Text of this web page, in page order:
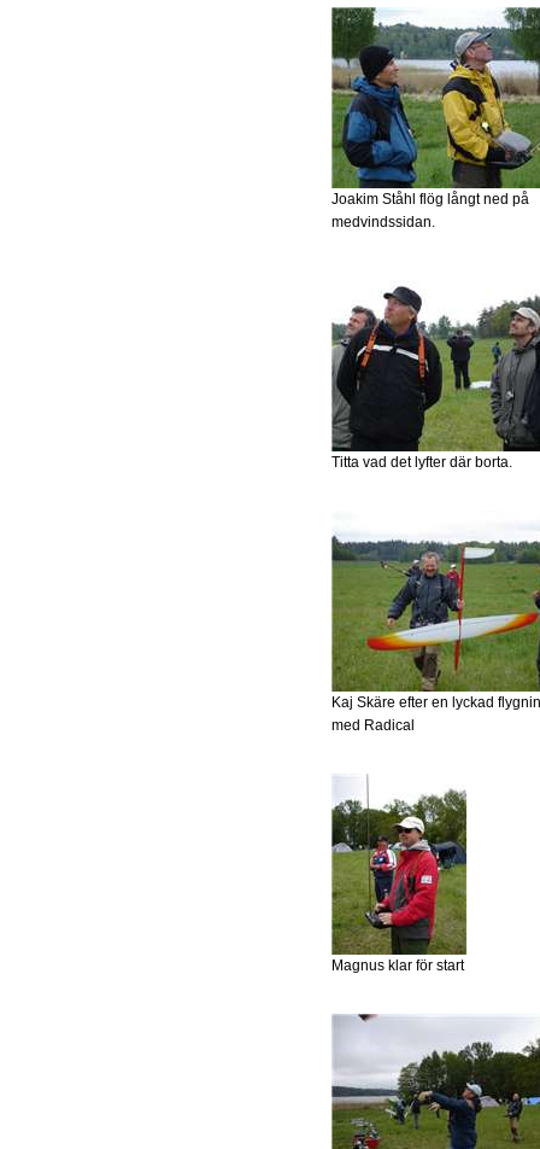
Joakim Ståhl flög långt ned på
medvindssidan.
Titta vad det lyfter där borta.
Kaj Skäre efter en lyckad
med Radical
Magnus klar för start